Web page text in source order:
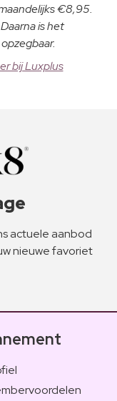
€8,95.
is het
bij Luxplus
actuele aanbod
nieuwe favoriet